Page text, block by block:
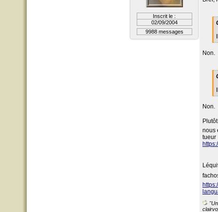
Inscrit le :
02/09/2004
9988 messages
Non.
Non.
nous
tueur